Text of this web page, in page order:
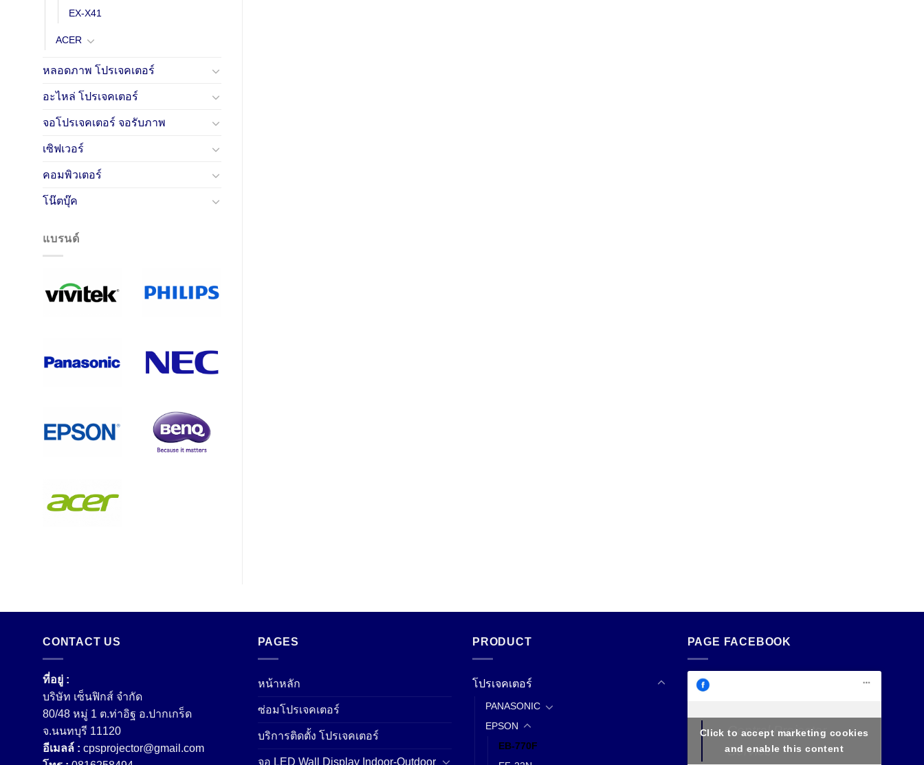
EX-X41
ACER
หลอดภาพ โปรเจคเตอร์
อะไหล่ โปรเจคเตอร์
จอโปรเจคเตอร์ จอรับภาพ
เซิฟเวอร์
คอมพิวเตอร์
โน๊ตบุ๊ค
แบรนด์
CONTACT US
ที่อยู่ :
บริษัท เซ็นฟิกส์ จํากัด
80/48 หมู่ 1 ต.ท่าอิฐ อ.ปากเกร็ด
จ.นนทบุรี 11120
อีเมลล์ : cpsprojector@gmail.com
PAGES
หน้าหลัก
ซ่อมโปรเจคเตอร์
บริการติดตั้ง โปรเจคเตอร์
จอ LED Wall Display Indoor-Outdoor
PRODUCT
โปรเจคเตอร์
PANASONIC
EPSON
EB-770F
PAGE FACEBOOK
Central Projector
Service
Click to accept marketing cookies
and enable this content